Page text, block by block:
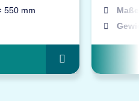
550 mm
Maße